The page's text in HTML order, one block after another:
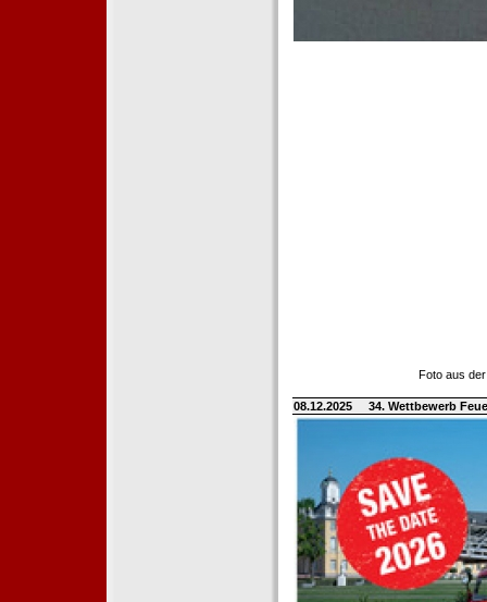
Foto aus
08.12.2025 34. Wettbewerb